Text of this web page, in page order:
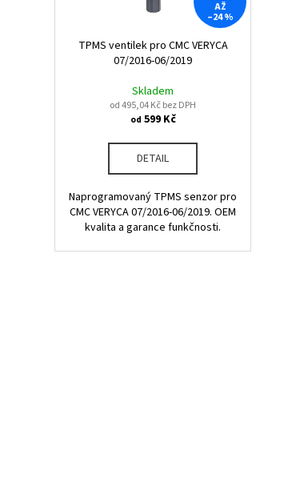
AŽ
–24 %
TPMS ventilek pro CMC VERYCA
07/2016-06/2019
Skladem
od 495,04 Kč bez DPH
od 599 Kč
DETAIL
Naprogramovaný TPMS senzor pro
CMC VERYCA 07/2016-06/2019. OEM
kvalita a garance funkčnosti.